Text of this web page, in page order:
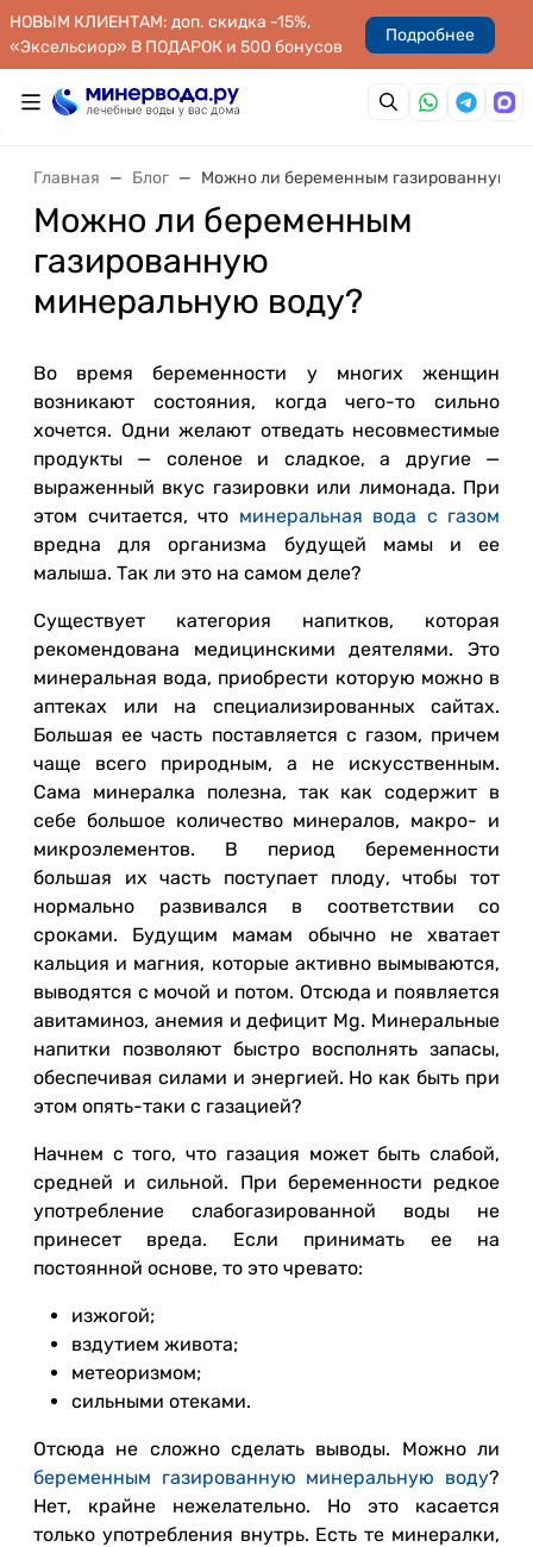
НОВЫМ КЛИЕНТАМ: доп. скидка -15%,
«Эксельсиор» В ПОДАРОК и 500 бонусов
Подробнее
Главная Блог Можно ли беременным газированную
Можно ли беременным
газированную
минеральную воду?
Во время беременности у многих женщин
возникают состояния, когда чего-то сильно
хочется. Одни желают отведать несовместимые
продукты — соленое и сладкое, а другие —
выраженный вкус газировки или лимонада. При
этом считается, что минеральная вода с газом
вредна для организма будущей мамы и ее
малыша. Так ли это на самом деле?
Существует категория напитков, которая
рекомендована медицинскими деятелями. Это
минеральная вода, приобрести которую можно в
аптеках или на специализированных сайтах.
Большая ее часть поставляется с газом, причем
чаще всего природным, а не искусственным.
Сама минералка полезна, так как содержит в
себе большое количество минералов, макро- и
микроэлементов. В период беременности
большая их часть поступает плоду, чтобы тот
нормально развивался в соответствии со
сроками. Будущим мамам обычно не хватает
кальция и магния, которые активно вымываются,
выводятся с мочой и потом. Отсюда и появляется
авитаминоз, анемия и дефицит Mg. Минеральные
напитки позволяют быстро восполнять запасы,
обеспечивая силами и энергией. Но как быть при
этом опять-таки с газацией?
Начнем с того, что газация может быть слабой,
средней и сильной. При беременности редкое
употребление слабогазированной воды не
принесет вреда. Если принимать ее на
постоянной основе, то это чревато:
изжогой;
вздутием живота;
метеоризмом;
сильными отеками.
Отсюда не сложно сделать выводы. Можно ли
беременным газированную минеральную воду?
Нет, крайне нежелательно. Но это касается
только употребления внутрь. Есть те минералки,